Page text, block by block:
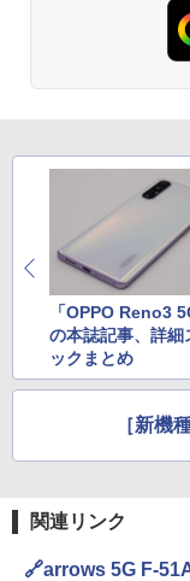
「OPPO Reno3
の本誌記事、詳細
ックまとめ
［新機
関連リンク
🔗arrows 5G F-